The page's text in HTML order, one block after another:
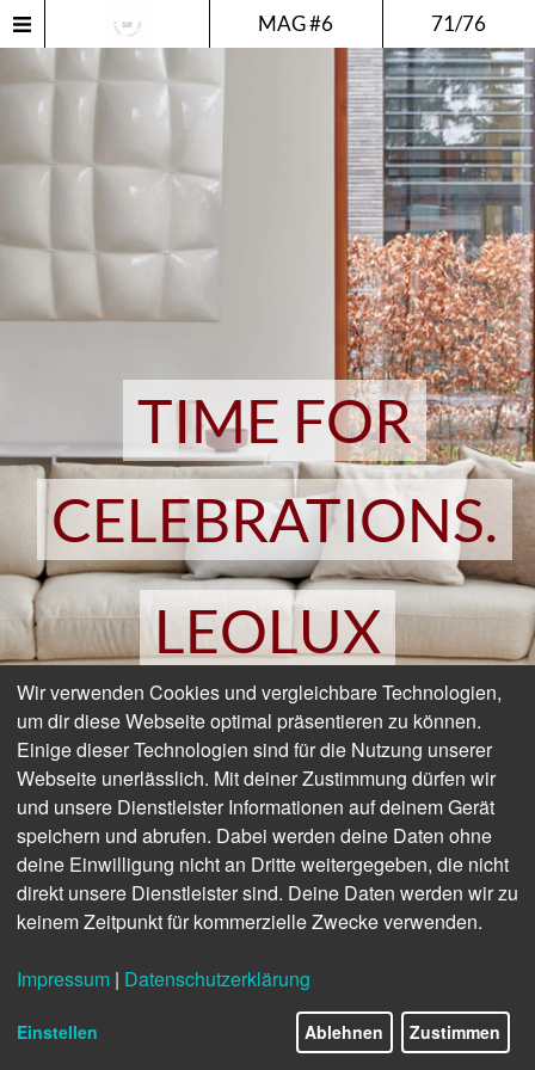
MAG #6 71/76
TIME FOR
CELEBRATIONS.
LEOLUX
Wir verwenden Cookies und vergleichbare Technologien,
um dir diese Webseite optimal präsentieren zu können.
Einige dieser Technologien sind für die Nutzung unserer
Webseite unerlässlich. Mit deiner Zustimmung dürfen wir
und unsere Dienstleister Informationen auf deinem Gerät
speichern und abrufen. Dabei werden deine Daten ohne
deine Einwilligung nicht an Dritte weitergegeben, die nicht
direkt unsere Dienstleister sind. Deine Daten werden wir zu
keinem Zeitpunkt für kommerzielle Zwecke verwenden.
Impressum | Datenschutzerklärung
Einstellen Ablehnen Zustimmen